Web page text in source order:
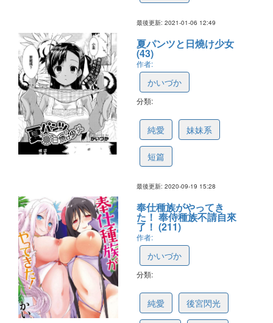
最後更新: 2021-01-06 12:49
夏パンツと日燒け少女
(43)
作者:
かいづか
分類:
純愛 妹妹系
短篇
最後更新: 2020-09-19 15:28
奉仕種族がやってき
た！ 奉侍種族不請自來
了！ (211)
作者:
かいづか
分類:
純愛 後宮閃光